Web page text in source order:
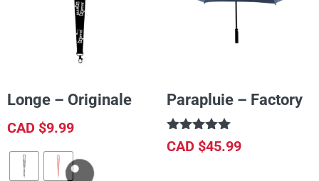
Longe – Originale
CAD $9.99
Parapluie – Factory
Note
5.00
CAD $45.99